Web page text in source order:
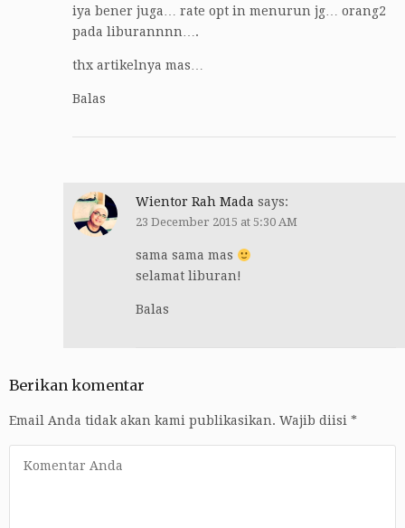
iya bener juga… rate opt in menurun jg… orang2
pada liburannnn….
thx artikelnya mas…
Balas
Wientor Rah Mada says:
23 December 2015 at 5:30 AM
sama sama mas
selamat liburan!
Balas
Berikan komentar
Email Anda tidak akan kami publikasikan. Wajib diisi *